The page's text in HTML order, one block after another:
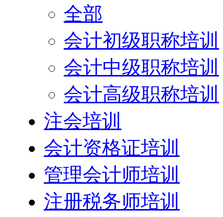
全部
会计初级职称培训
会计中级职称培训
会计高级职称培训
注会培训
会计资格证培训
管理会计师培训
注册税务师培训